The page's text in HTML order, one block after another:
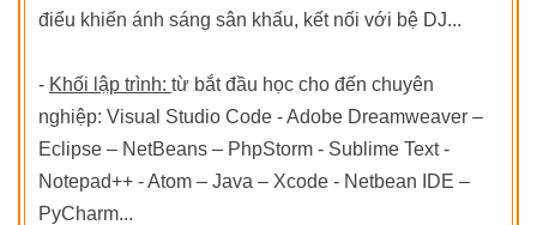
điểu khiển ánh sáng sân khấu, kết nối với bệ DJ...
- Khối lập trình: từ bắt đầu học cho đến chuyên
nghiệp: Visual Studio Code - Adobe Dreamweaver –
Eclipse – NetBeans – PhpStorm - Sublime Text -
Notepad++ - Atom – Java – Xcode - Netbean IDE –
PyCharm...